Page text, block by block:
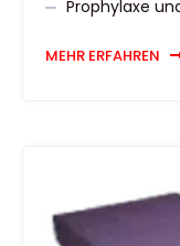
Prophylaxe
MEHR ERFAHREN